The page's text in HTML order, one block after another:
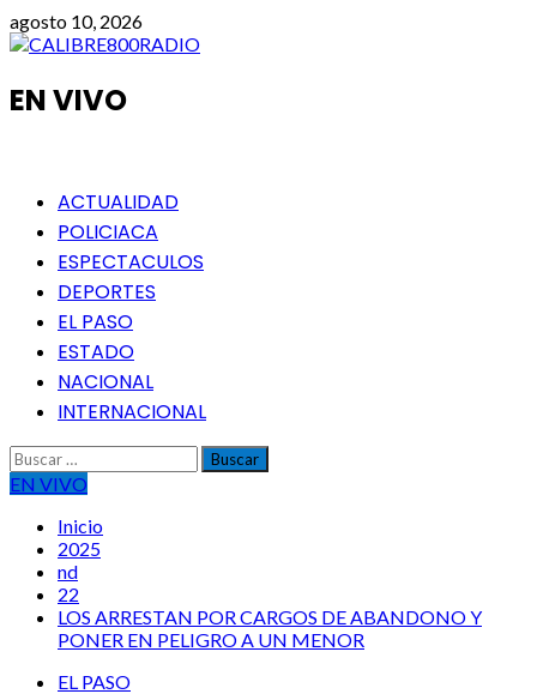
Saltar
al
agosto 10, 2026
EN VIVO
Menú
principal
ACTUALIDAD
POLICIACA
ESPECTACULOS
DEPORTES
EL PASO
ESTADO
NACIONAL
INTERNACIONAL
Buscar:
EN VIVO
Inicio
2025
nd
22
LOS ARRESTAN POR CARGOS DE ABANDONO Y
PONER EN PELIGRO A UN MENOR
EL PASO